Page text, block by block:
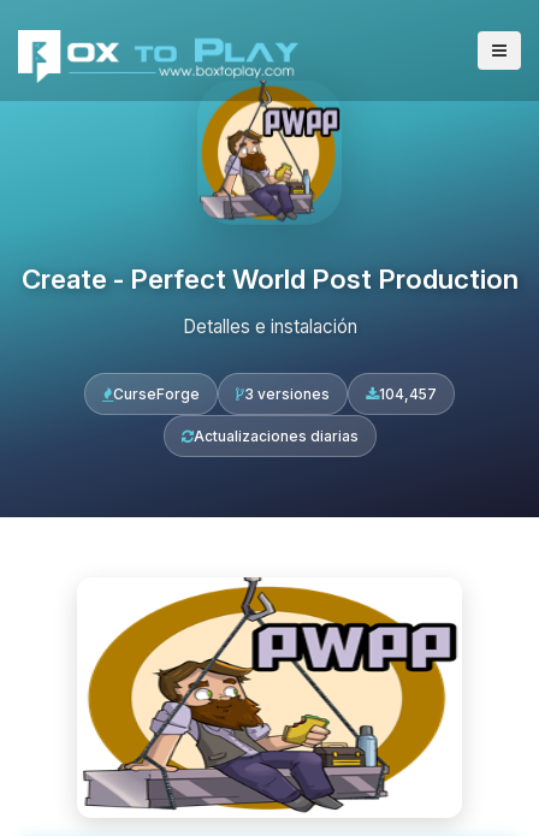
Create - Perfect World Post Production
Detalles e instalación
CurseForge 3 versiones 104,457
Actualizaciones diarias